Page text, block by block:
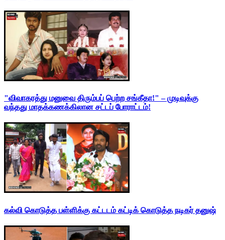
"விவாகரத்து மனுவை திரும்பப் பெற்ற சங்கீதா!" – முடிவுக்கு
வந்தது மாதக்கணக்கிலான சட்டப் போராட்டம்!
கல்வி கொடுத்த பள்ளிக்கு கட்டடம் கட்டிக் கொடுத்த நடிகர் தனுஷ்